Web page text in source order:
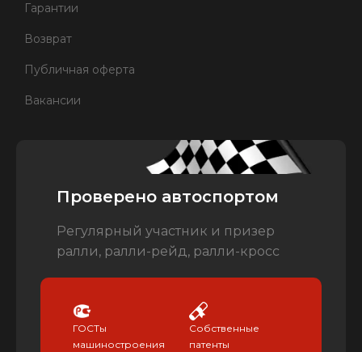
Гарантии
Возврат
Публичная оферта
Вакансии
Проверено автоспортом
Регулярный участник и призер
ралли, ралли-рейд, ралли-кросс
ГОСТы
машиностроения
Собственные
патенты